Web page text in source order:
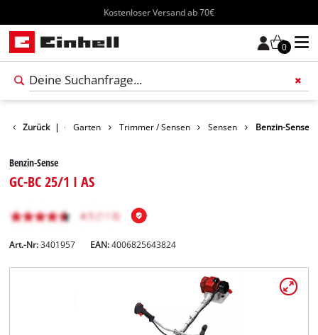
Kostenloser Versand ab 70€
0
Zurück |
Produkte Garten Trimmer / Sensen Sensen Benzin-Sense
Benzin-Sense
GC-BC 25/1 I AS
Art.-Nr: 3401957 EAN:4006825643824